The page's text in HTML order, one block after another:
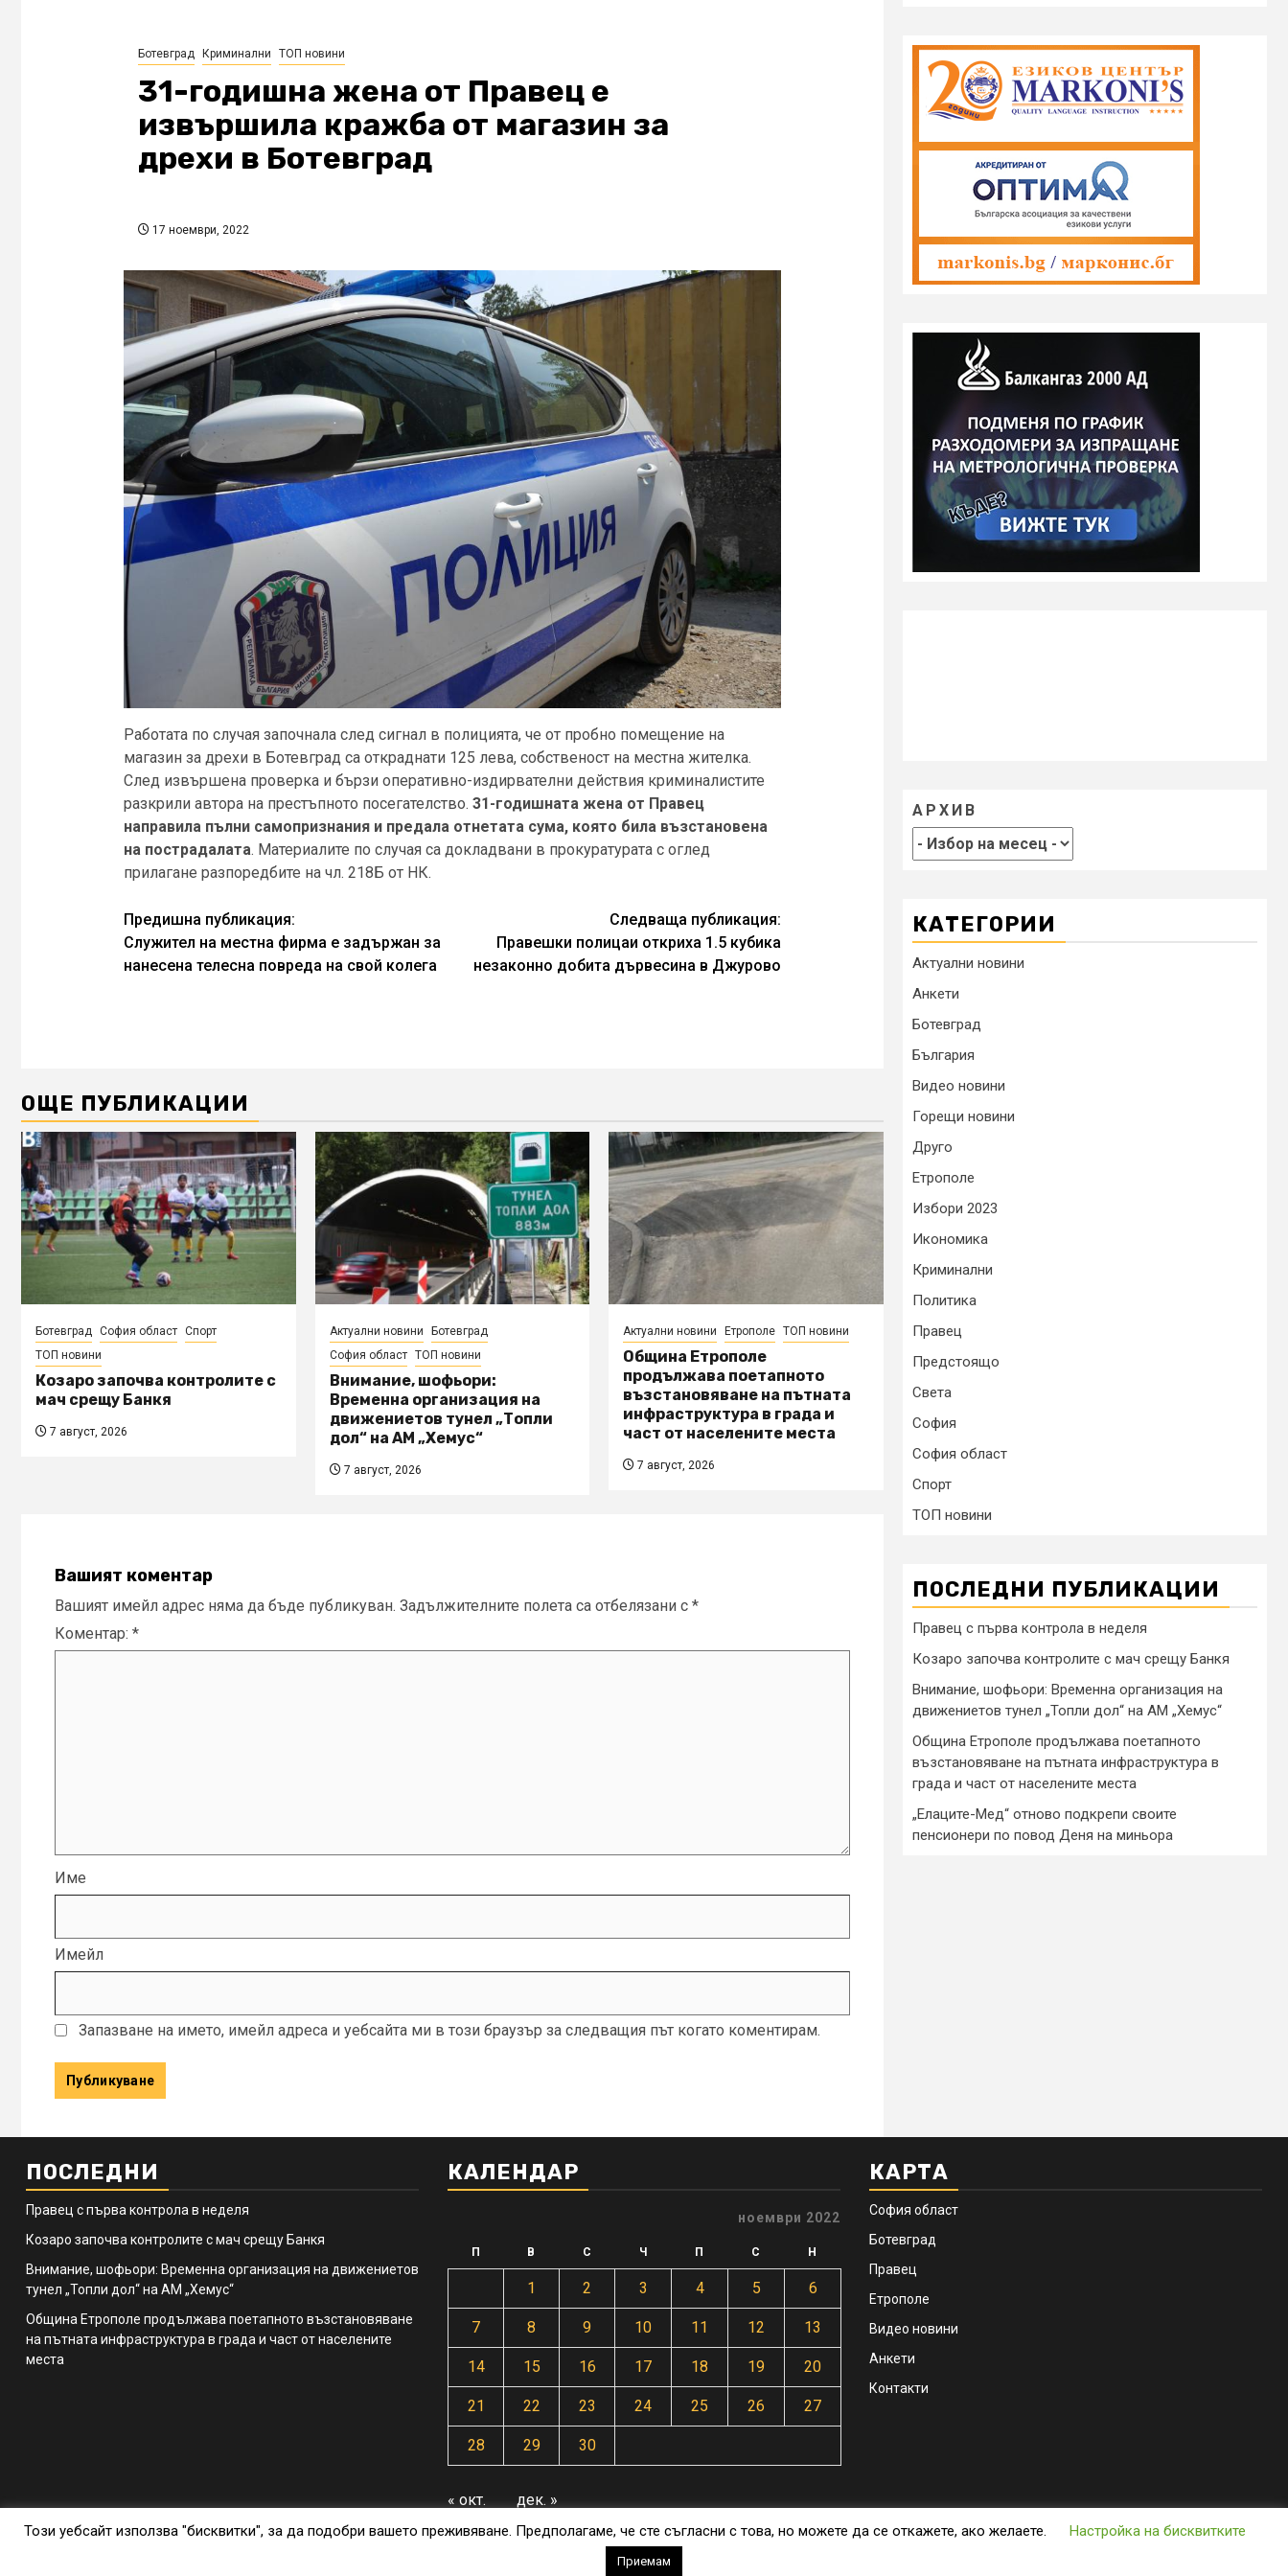
Ботевград Криминални ТОП новини
31-годишна жена от Правец е
извършила кражба от магазин за
дрехи в Ботевград
17 ноември, 2022
Работата по случая започнала след сигнал в полицията, че от пробно помещение на
магазин за дрехи в Ботевград са откраднати 125 лева, собственост на местна жителка.
След извършена проверка и бързи оперативно-издирвателни действия криминалистите
разкрили автора на престъпното посегателство. 31-годишната жена от Правец
направила пълни самопризнания и предала отнетата сума, която била възстановена
на пострадалата. Материалите по случая са докладвани в прокуратурата с оглед
прилагане разпоредбите на чл. 218Б от НК.
Continue
Reading
Предишна публикация:
Служител на местна фирма е задържан за
нанесена телесна повреда на свой колега
Следваща публикация:
Правешки полицаи откриха 1.5 кубика
незаконно добита дървесина в Джурово
ОЩЕ ПУБЛИКАЦИИ
Ботевград София област Спорт
ТОП новини
Козаро започва контролите с
мач срещу Банкя
7 август, 2026
Актуални новини
Ботевград
София област ТОП новини
Внимание, шофьори:
Временна организация на
движениетов тунел „Топли
дол“ на АМ „Хемус“
7 август, 2026
Актуални новини Етрополе ТОП новини
Община Етрополе
продължава поетапното
възстановяване на пътната
инфраструктура в града и
част от населените места
7 август, 2026
Вашият коментар
Вашият имейл адрес няма да бъде публикуван. Задължителните полета са отбелязани с *
Коментар: *
Име
Имейл
Запазване на името, имейл адреса и уебсайта ми в този браузър за следващия път когато коментирам.
АРХИВ
КАТЕГОРИИ
Актуални новини
Анкети
Ботевград
България
Видео новини
Горещи новини
Друго
Етрополе
Избори 2023
Икономика
Криминални
Политика
Правец
Предстоящо
Света
София
София област
Спорт
ТОП новини
ПОСЛЕДНИ ПУБЛИКАЦИИ
Правец с първа контрола в неделя
Козаро започва контролите с мач срещу Банкя
Внимание, шофьори: Временна организация на
движениетов тунел „Топли дол“ на АМ „Хемус“
Община Етрополе продължава поетапното
възстановяване на пътната инфраструктура в
града и част от населените места
„Елаците-Мед“ отново подкрепи своите
пенсионери по повод Деня на миньора
ПОСЛЕДНИ
Правец с първа контрола в неделя
Козаро започва контролите с мач срещу Банкя
Внимание, шофьори: Временна организация на движениетов
тунел „Топли дол“ на АМ „Хемус“
Община Етрополе продължава поетапното възстановяване
на пътната инфраструктура в града и част от населените
места
КАЛЕНДАР
ноември 2022
П В С Ч П С Н
1 2 3 4 5 6
7 8 9 10 11 12 13
14 15 16 17 18 19 20
21 22 23 24 25 26 27
28 29 30
« окт. дек. »
КАРТА
София област
Ботевград
Правец
Етрополе
Видео новини
Анкети
Контакти
Facebook
Copyright © botevgrad.news | New Media Info Ltd
Този уебсайт използва "бисквитки", за да подобри вашето преживяване. Предполагаме, че сте съгласни с това, но можете да се откажете, ако желаете. Настройка на бисквитките
Приемам